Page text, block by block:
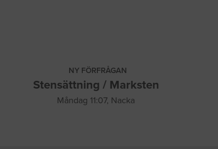
NY FÖRFRÅGAN
Stensättning / Marksten
Måndag 11:07, Nacka